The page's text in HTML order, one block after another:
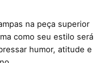
na peça superior
como seu estilo será
humor, atitude e